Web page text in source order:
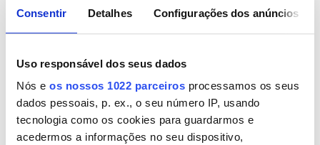
Consentir Detalhes Configurações dos anúncios
Uso responsável dos seus dados
Nós e os nossos 1022 parceiros processamos os seus
dados pessoais, p. ex., o seu número IP, usando
tecnologia como os cookies para guardarmos e
acedermos a informações no seu dispositivo,
Instalações
Wi-Fi Gratuito
Ecrãs de televisão
Transferência Gratuita
Coberto pelo Cartão Mundial de Seguro de Doença do Reino Unido
(CMSD)
Transferência Gratuita
Por tratamento
Diálise HD 200 €